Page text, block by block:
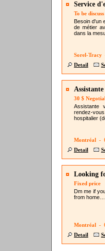
Service
To be discuss
Besoin d'un
de métier
dans la
Sorel-
Detail
30 $
Assistante
rendez-
hospitalier
Montréal -
Detail
Looking
Fixed price
Dm me if
from home….
Montréal -
Detail